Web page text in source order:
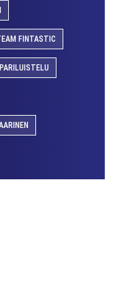
FINTASTIC
PARILUISTELU